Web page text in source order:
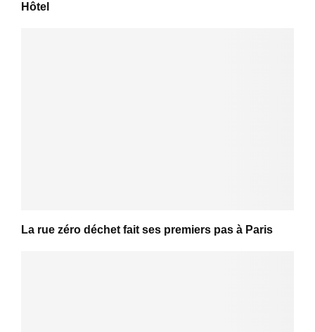
Hôtel
La rue zéro déchet fait ses premiers pas à Paris